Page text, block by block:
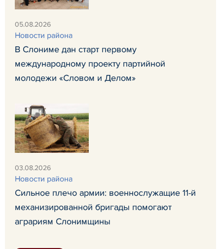
05.08.2026
Новости района
В Слониме дан старт первому
международному проекту партийной
молодежи «Словом и Делом»
03.08.2026
Новости района
Сильное плечо армии: военнослужащие 11-й
механизированной бригады помогают
аграриям Слонимщины